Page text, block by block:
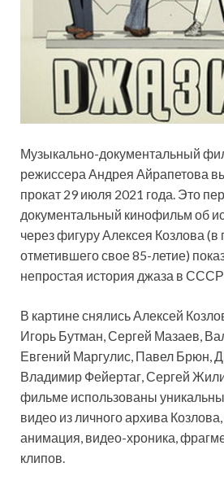
Музыкально-документальный
режиссера Андрея Айрапетова
прокат 29 июля 2021 года. Это
документальный кинофильм об
через фигуру Алексея Козлова
отметившего свое 85-летие)
непростая история джаза в
В картине снялись Алексей
Игорь Бутман, Сергей Мазаев,
Евгений Маргулис, Павел Брюн,
Владимир Фейертаг, Сергей
фильме использованы
видео из личного архива
анимация, видео-хроника,
клипов.